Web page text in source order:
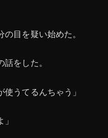
目を疑い始めた。
をした。
使うてるんちゃう」